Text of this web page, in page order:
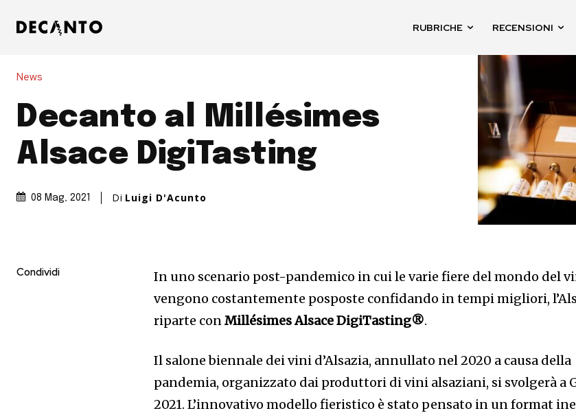
RUBRICHE RECENSIONI
News
Decanto al Millésimes
Alsace DigiTasting
08 Mag, 2021 Di Luigi D'Acunto
Condividi
In uno scenario post-pandemico in cui le varie fiere del mondo del
vengono costantemente posposte confidando in tempi migliori,
riparte conMillésimes Alsace DigiTasting®.
Il salone biennale dei vini d’Alsazia, annullato nel 2020 a causa della
pandemia, organizzato dai produttori di vini alsaziani, si svolgerà a
2021. L’innovativo modello fieristico è stato pensato in un format